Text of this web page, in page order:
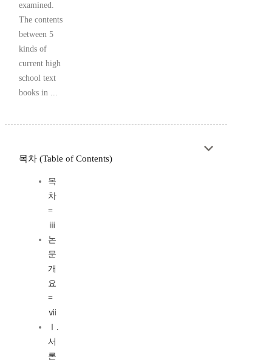
examined.
The contents
between 5
kinds of
current high
school text
books in ...
목차 (Table of Contents)
목
차
=
ⅲ
논
문
개
요
=
ⅶ
Ⅰ.
서
론